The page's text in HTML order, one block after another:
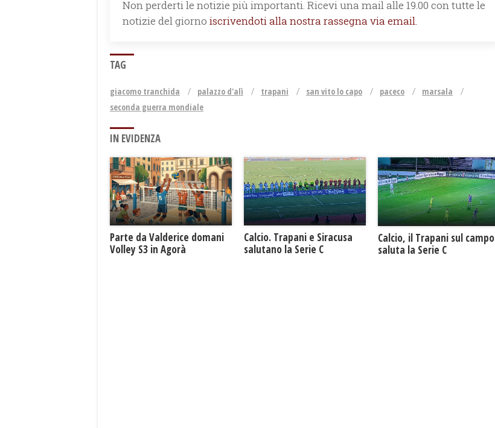
Non perderti le notizie più importanti. Ricevi una mail alle 19.00 con tutte le
notizie del giorno iscrivendoti alla nostra rassegna via email.
TAG
giacomo tranchida palazzo d'alì trapani san vito lo capo paceco
marsala
seconda guerra mondiale
IN EVIDENZA
Parte da Valderice domani
Volley S3 in Agorà
Calcio. Trapani e Siracusa
salutano la Serie C
Calcio, il Trapani sul campo
saluta la Serie C